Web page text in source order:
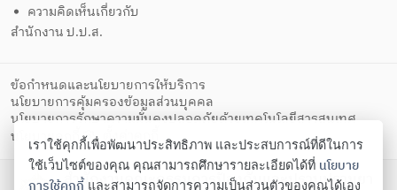
ความคิดเห็นเกี่ยวกับ
สำนักงาน ป.ป.ส.
ข้อกำหนดและนโยบายการให้บริการ
นโยบายการคุ้มครองข้อมูลส่วนบุคคล
นโยบายการรักษาความมั่นคงปลอดภัยด้วยเทคโนโลยีสารสนเทศ
นโยบายคุกกี้
ตั้งค่าคุกกี้
สำนักงานคณะกรรมการป้องกันและปราบปรามยา
เราใช้คุกกี้เพื่อพัฒนาประสิทธิภาพ และประสบการณ์ที่ดีในการ
ใช้เว็บไซต์ของคุณ คุณสามารถศึกษารายละเอียดได้ที่ นโยบาย
และสามารถจัดการความเป็นส่วนตัวของคุณได้เอง